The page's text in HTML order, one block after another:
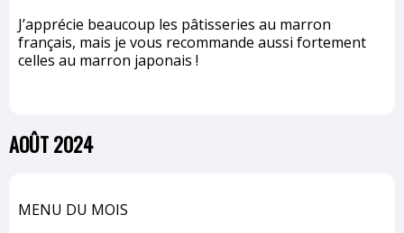
J’apprécie beaucoup les pâtisseries au marron
français, mais je vous recommande aussi fortement
celles au marron japonais !
AOÛT 2024
MENU DU MOIS